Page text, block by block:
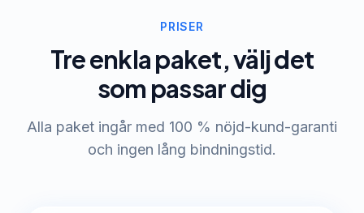
PRISER
Tre enkla paket, välj det
som passar dig
Alla paket ingår med 100 % nöjd-kund-garanti
och ingen lång bindningstid.